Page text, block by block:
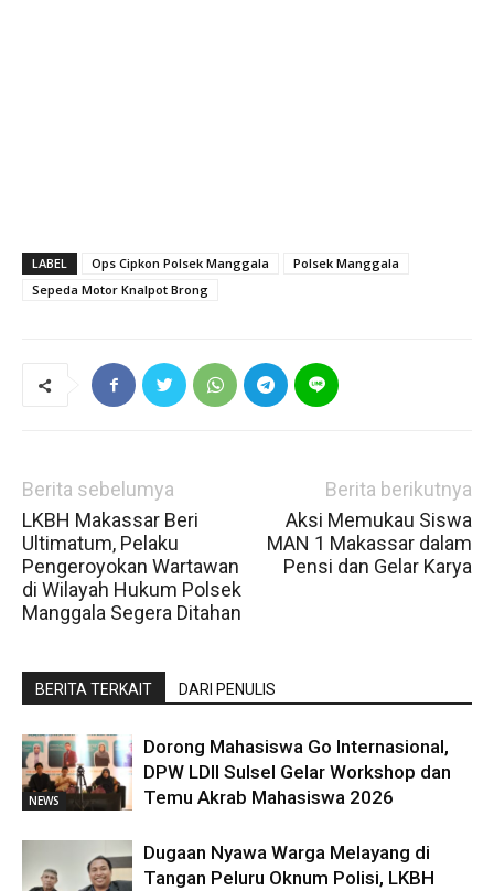
LABEL Ops Cipkon Polsek Manggala
Polsek Manggala
Sepeda Motor Knalpot Brong
Berita sebelumya
LKBH Makassar Beri
Ultimatum, Pelaku
Pengeroyokan Wartawan
di Wilayah Hukum Polsek
Manggala Segera Ditahan
Berita berikutnya
Aksi Memukau Siswa
MAN 1 Makassar dalam
Pensi dan Gelar Karya
BERITA TERKAIT DARI PENULIS
NEWS
Dorong Mahasiswa Go Internasional,
DPW LDII Sulsel Gelar Workshop dan
Temu Akrab Mahasiswa 2026
Dugaan Nyawa Warga Melayang di
Tangan Peluru Oknum Polisi, LKBH